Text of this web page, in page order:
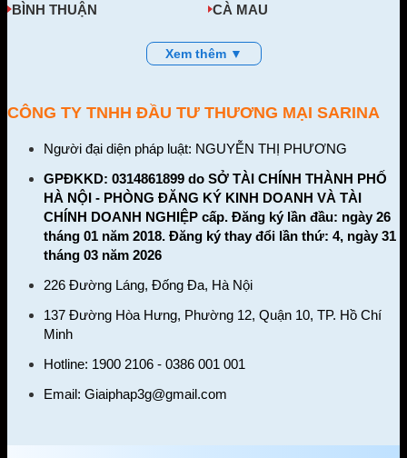
BÌNH THUẬN CÀ MAU
Xem thêm ▼
CÔNG TY TNHH ĐẦU TƯ THƯƠNG MẠI SARINA
Người đại diện pháp luật: NGUYỄN THỊ PHƯƠNG
GPĐKKD: 0314861899 do SỞ TÀI CHÍNH THÀNH PHỐ
HÀ NỘI - PHÒNG ĐĂNG KÝ KINH DOANH VÀ TÀI
CHÍNH DOANH NGHIỆP cấp. Đăng ký lần đầu: ngày 26
tháng 01 năm 2018. Đăng ký thay đổi lần thứ: 4, ngày 31
tháng 03 năm 2026
226 Đường Láng, Đống Đa, Hà Nội
137 Đường Hòa Hưng, Phường 12, Quận 10, TP. Hồ Chí
Minh
Hotline: 1900 2106 - 0386 001 001
Email: Giaiphap3g@gmail.com